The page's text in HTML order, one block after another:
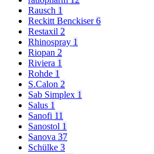
Rausch 1
Reckitt Benckiser6
Restaxil 2
Rhinospray 1
Riopan 2
Riviera 1
Rohde 1
S.Calon 2
Sab Simplex 1
Salus 1
Sanofi 11
Sanostol 1
Sanova 37
Schülke 3